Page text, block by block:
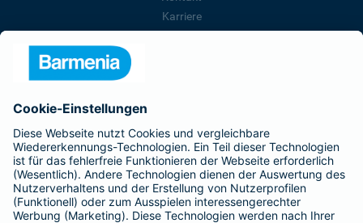
Karriere
Barmenia ist Teil der BarmeniaGothaer
BELIEBTE SEITEN
Kranken-Zusatzversicherung
Tierversicherungen
Haftpflichtversicherung